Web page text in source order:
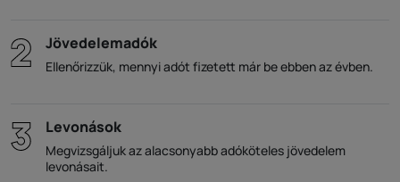
Jövedelemadók
Ellenőrizzük, mennyi adót fizetett már be ebben az évben.
Levonások
Megvizsgáljuk az alacsonyabb adóköteles jövedelem
levonásait.